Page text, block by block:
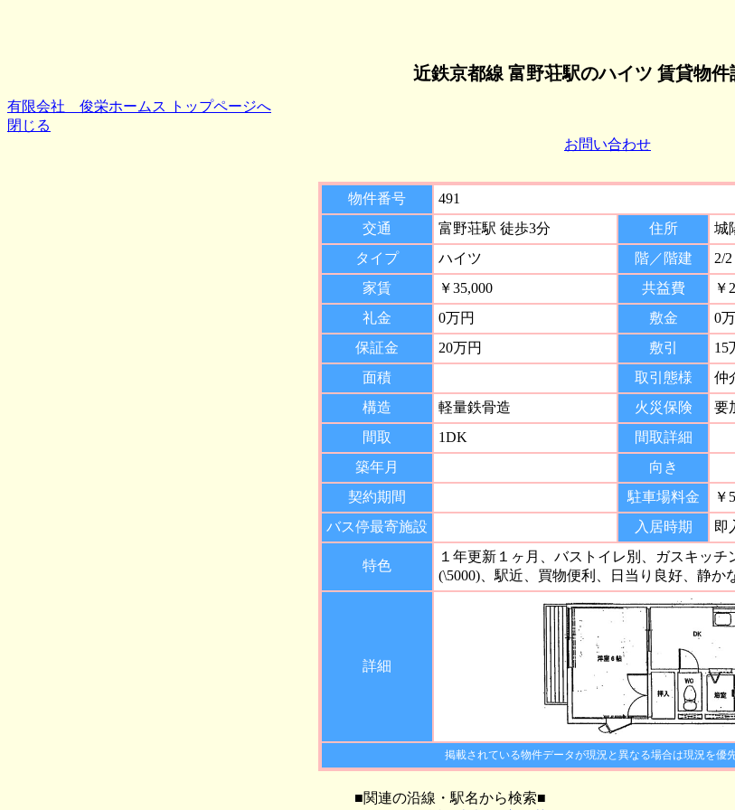
近鉄京都線 富野荘駅のハイツ 賃貸物件
有限会社 俊栄ホームス トップページへ
閉じる
お問い合わせ
物件番号
491
交通
富野荘駅 徒歩3分 住所
城
タイプ
ハイツ 階／階建
2/2
家賃
￥35,000 共益費
￥
礼金
0万円 敷金
0
保証金
20万円 敷引
15
面積
取引態様
仲
構造
軽量鉄骨造 火災保険
要
間取
1DK
間取詳細
築年月
向き
契約期間
駐車場料金
￥
バス停最寄施設
入居時期 即
特色
１年更新１ヶ月、バストイレ別、ガスキッチ
(\5000)、駅近、買物便利、日当り良好、静か
詳細
掲載されている物件データが現況と異なる場合は現況を優
■関連の沿線・駅名から検索■